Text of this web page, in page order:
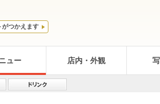
がつかえます
ュー 店内・外観